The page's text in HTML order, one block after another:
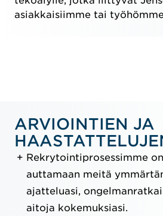
asiakkaisiimme tai
ARVIOINTIEN JA
Rekrytointiprosessimme
auttamaan meitä
ajatteluasi,
aitoja kokemuksiasi.